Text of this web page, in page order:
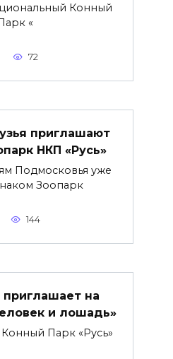
Конный
«
72
приглашают
НКП «Русь»
Подмосковья уже
Зоопарк
144
приглашает на
и лошадь»
Парк «Русь»